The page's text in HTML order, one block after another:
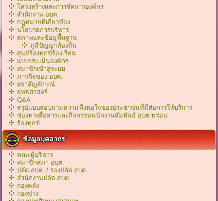
โครงสร้างและการจัดการองค์กร
สำนักงาน อบต.
กฎหมายที่เกี่ยวข้อง
นโยบายการบริหาร
สภาพและข้อมูพื้นฐาน
ภูมิปัญญาท้องถิ่น
ศูนย์ร้องทุกข์ร้องเรียน
แบบประเมินองค์กร
สมาชิกเข้าสู่ระบบ
ภารกิจของ อบต.
ตราสัญลักษณ์
ยุทธศาสตร์
Q&A
สรุปแบบสอบถามความพึงพอใจของประชาชนที่มีต่อการให้บริการ
ช่องทางสื่อสารและกิจกรรมพนักงานสัมพันธ์ อบต.พร่อน
ร้องทุกข์
ข้อมูลบุคลากร
คณะผู้บริหาร
สมาชิกสภา อบต.
ปลัด อบต. / รองปลัด อบต.
สำนักงานปลัด อบต.
กองคลัง
กองช่าง